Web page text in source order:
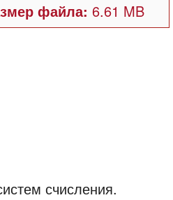
файла: 6.61 MB
счисления.